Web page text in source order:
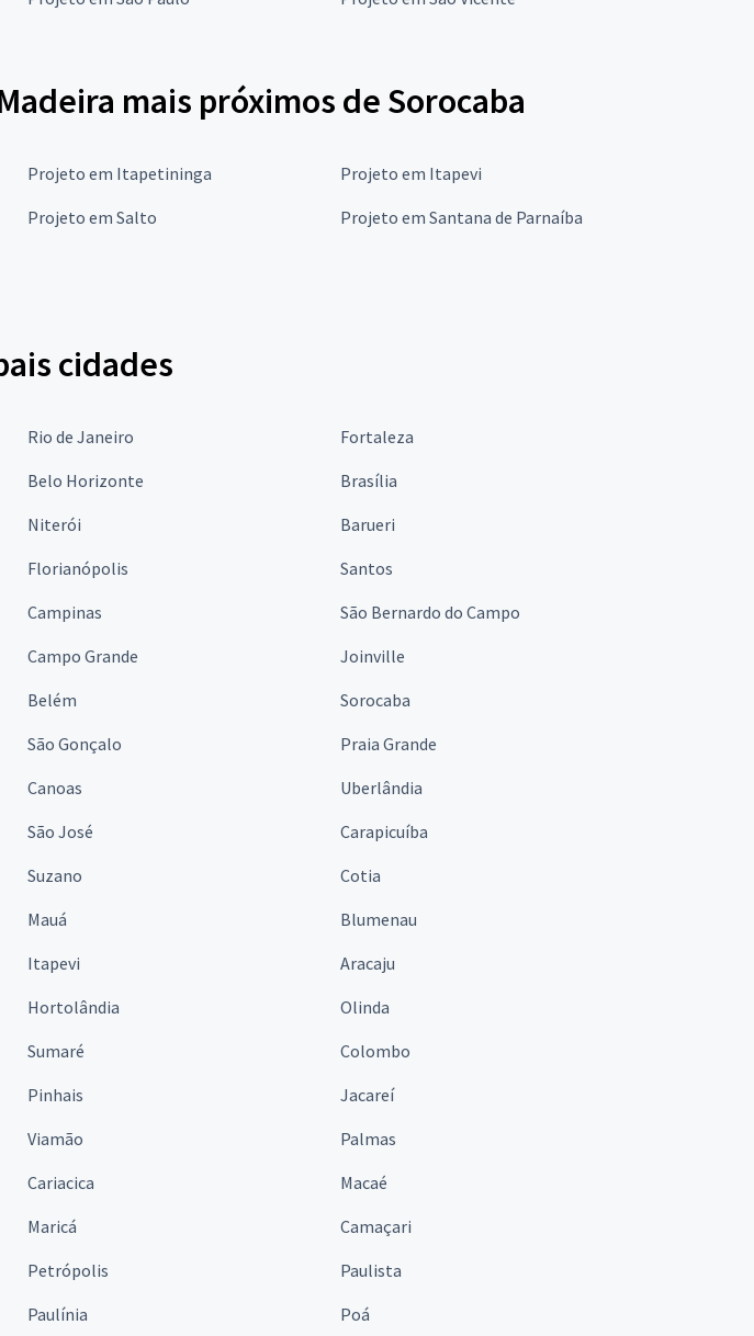
mais próximos de Sorocaba
Projeto em Itapetininga
Projeto em Itapevi
Projeto em Salto
Projeto em Santana de Parnaíba
cidades
Rio de Janeiro
Fortaleza
Belo Horizonte
Brasília
Niterói
Barueri
Florianópolis
Santos
Campinas
São Bernardo do Campo
Campo Grande
Joinville
Belém
Sorocaba
São Gonçalo
Praia Grande
Canoas
Uberlândia
São José
Carapicuíba
Suzano
Cotia
Mauá
Blumenau
Itapevi
Aracaju
Hortolândia
Olinda
Sumaré
Colombo
Pinhais
Jacareí
Viamão
Palmas
Cariacica
Macaé
Maricá
Camaçari
Petrópolis
Paulista
Paulínia Poá